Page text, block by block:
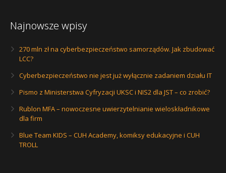
Najnowsze wpisy
270 mln zł na cyberbezpieczeństwo samorządów. Jak zbudować
LCC?
Cyberbezpieczeństwo nie jest już wyłącznie zadaniem działu IT
Pismo z Ministerstwa Cyfryzacji UKSC i NIS2 dla JST – co zrobić?
Rublon MFA – nowoczesne uwierzytelnianie wieloskładnikowe
dla firm
Blue Team KIDS – CUH Academy, komiksy edukacyjne i CUH
TROLL